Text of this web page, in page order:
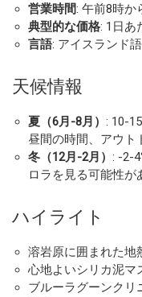
営業時間: 午前8時か
典型的な価格: 1日あ
言語: アイスランド
天候情報
夏（6月-8月） : 10-
昼間の時間、アウト
冬（12月-2月） : -2-
ロラを見る可能性が
ハイライト
溶岩原に囲まれた地
心地よいシリカ泥マ
ブルーラグーンクリ